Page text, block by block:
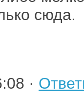
сюда.
·